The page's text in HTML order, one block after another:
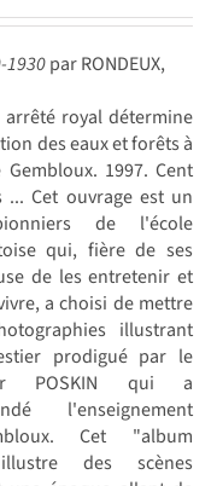
1930par RONDEUX,
arrêté royal détermine
des eaux et forêts à
1997. Cent
... Cet ouvrage est un
de l'école
qui, fière de ses
de les entretenir et
a choisi de mettre
illustrant
prodigué par le
POSKIN qui a
l'enseignement
Cet "album
des scènes